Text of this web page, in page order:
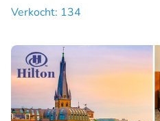
Verkocht: 134